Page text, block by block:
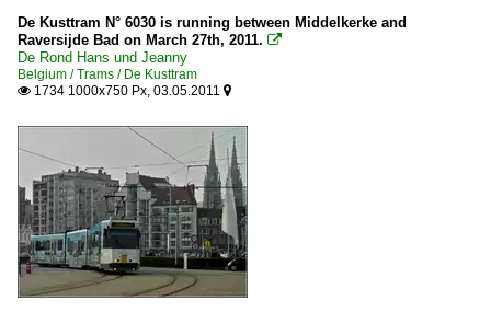
De Kusttram N° 6030 is running between Middelkerke and
Raversijde Bad on March 27th, 2011. 
De Rond Hans und Jeanny
Belgium / Trams / De Kusttram
 1734 1000x750 Px, 03.05.2011 